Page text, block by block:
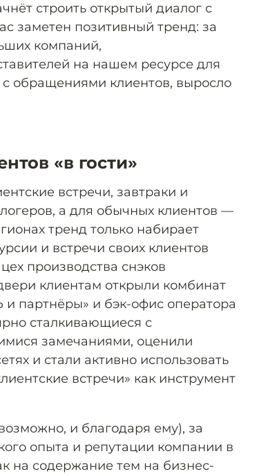
строить открытый диалог с
заметен позитивный тренд: за
компаний,
на нашем ресурсе для
обращениями клиентов, выросло
«в гости»
встречи, завтраки и
а для обычных клиентов —
тренд только набирает
и встречи своих клиентов
производства снэков
клиентам открыли комбинат
партнёры» и бэк-офис оператора
сталкивающиеся с
замечаниями, оценили
и стали активно использовать
встречи» как инструмент
и благодаря ему), за
опыта и репутации компании в
на содержание тем на бизнес-